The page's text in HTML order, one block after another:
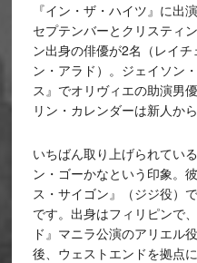
『イン・ザ・ハイツ』に出
セプテンバーとクリスティ
ン出身の俳優が2名（レイ
ン・アラド）。ジェイソン
ス』でオリヴィエの助演男
リン・カレンダーは新人か
いちばん取り上げられてい
ン・ゴーかなという印象。
ス・サイゴン』（ジジ役）
です。出身はフィリピンで
ド』マニラ公演のアリエル
後、ウェストエンドを拠点